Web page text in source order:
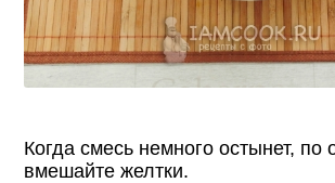
Когда смесь немного остынет, по
вмешайте желтки.